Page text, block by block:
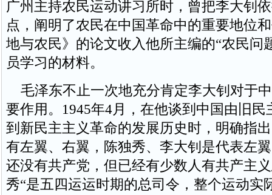
广州主持农民运动讲习所时，曾把李大钊
点，阐明了农民在中国革命中的重要地位
地与农民》的论文收入他所主编的“农民问
员学习的材料。
毛泽东不止一次地充分肯定李大钊对于
要作用。1945年4月，在他谈到中国由旧民
到新民主主义革命的发展历史时，明确指
有左翼、右翼，陈独秀、李大钊是代表左
还没有共产党，但已经有少数人有共产主
秀“是五四运运时期的总司令，整个运动实